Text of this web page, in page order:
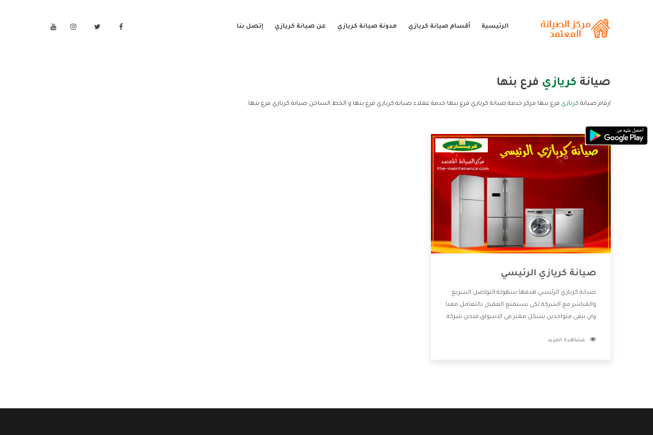
الرئيسية أقسام صيانة كريازي مدونة صيانة كريازي عن صيانة كريازي إتصل بنا
صيانة كريازي فرع بنها
ارقام صيانة كريازي فرع بنها مركز خدمة صيانة كريازي فرع بنها خدمة عملاء صيانة كريازي فرع بنها و الخط الساخن صيانة كريازي فرع بنها.
صيانة كريازي الرئيسي
صيانة كريازي الرئيسي هدفها سهولة التواصل السريع
والمباشر مع الشركة لكى يستمتع العميل بالتعامل معنا
وان نبقى متواجدين بشكل مميز فى الاسواق فنحن شركة
بالخدمات التى تنفرد الشركة بها والتى تكون منها خدمة
مشاهدة المزيد